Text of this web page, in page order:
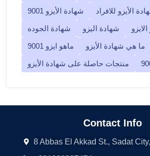
شهادة الأيزو 9001 الأيزو للافراد
شهادة الجوده شهادة اليزو
ماهو ايزو 9001 ما هي شهادة الأيزو
منتجات حاصلة على شهادة الأيزو
Contact Info
8 Abbas El Akkad St., Sadat